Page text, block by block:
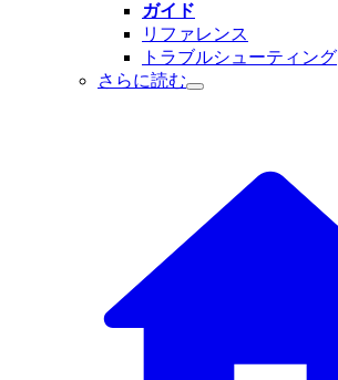
ガイド
リファレンス
トラブルシューティング
さらに読む